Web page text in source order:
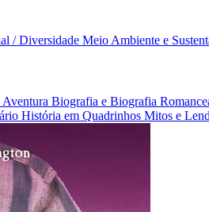
/ Diversidade Meio Ambiente e
Aventura Biografia e Biografia
História em Quadrinhos Mitos e